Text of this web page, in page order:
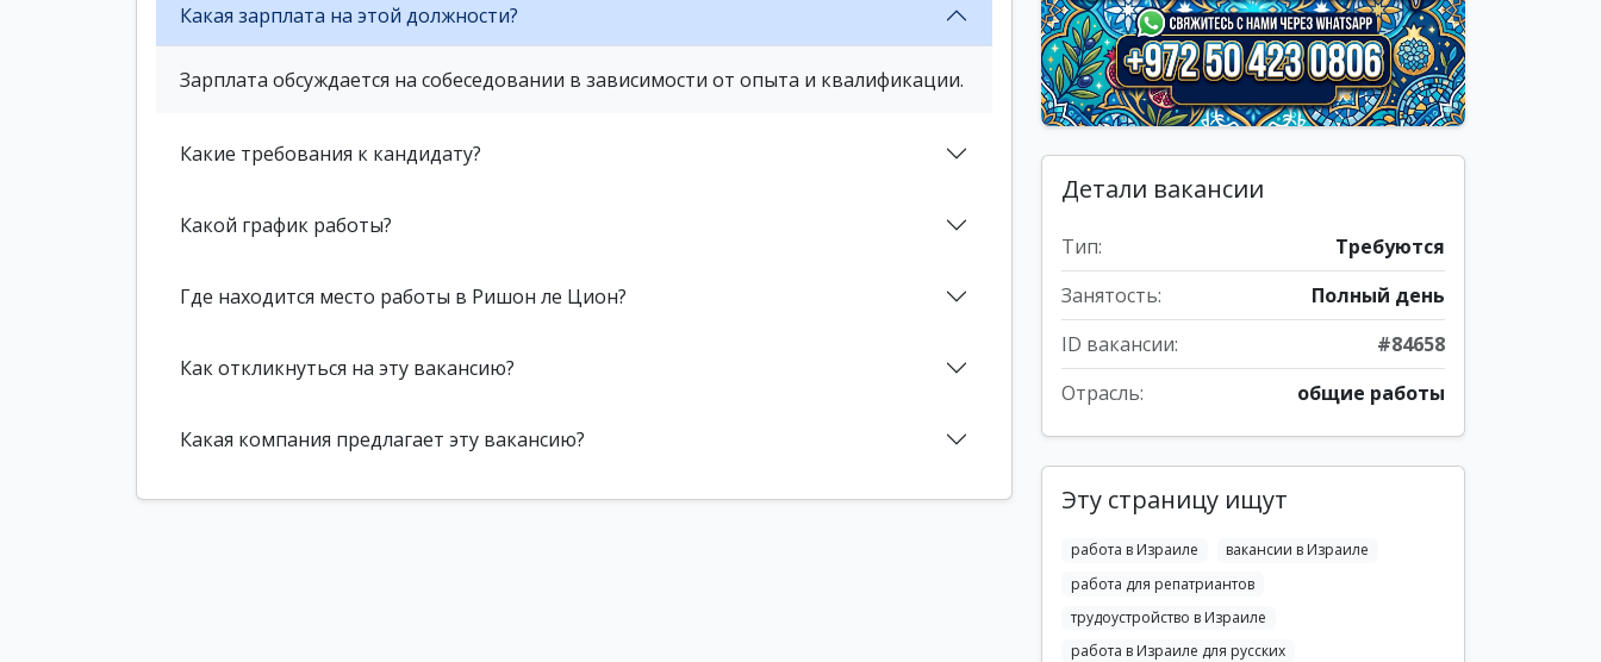
Какая зарплата на этой должности?
Зарплата обсуждается на собеседовании в зависимости от опыта и квалификации.
Какие требования к кандидату?
Какой график работы?
Где находится место работы в Ришон ле Цион?
Как откликнуться на эту вакансию?
Какая компания предлагает эту вакансию?
Детали вакансии
Тип:
Требуются
Занятость:
Полный день
ID вакансии:
#84658
Отрасль:
общие работы
Эту страницу ищут
работа в Израиле
вакансии в Израиле
работа для репатриантов
трудоустройство в Израиле
работа в Израиле для русских